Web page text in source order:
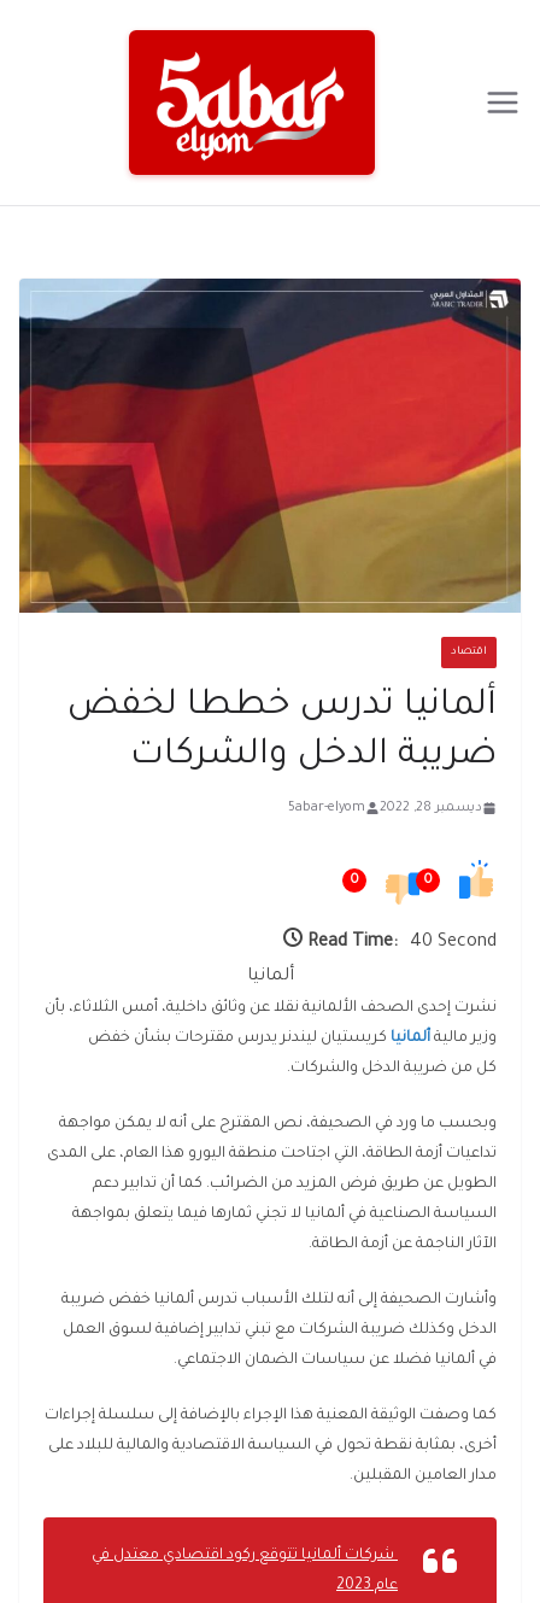
اقتصاد
ألمانيا تدرس خططا لخفض
ضريبة الدخل والشركات
ديسمبر 28, 2022 5abar-elyom
0
0
Read Time:
40 Second
ألمانيا
نشرت إحدى الصحف الألمانية نقلا عن وثائق داخلية، أمس الثلاثاء، بأن
وزير مالية ألمانيا كريستيان ليندنر يدرس مقترحات بشأن خفض
كل من ضريبة الدخل والشركات.
وبحسب ما ورد في الصحيفة، نص المقترح على أنه لا يمكن مواجهة
تداعيات أزمة الطاقة، التي اجتاحت منطقة اليورو هذا العام، على المدى
الطويل عن طريق فرض المزيد من الضرائب. كما أن تدابير دعم
السياسة الصناعية في ألمانيا لا تجني ثمارها فيما يتعلق بمواجهة
الآثار الناجمة عن أزمة الطاقة.
وأشارت الصحيفة إلى أنه لتلك الأسباب تدرس ألمانيا خفض ضريبة
الدخل وكذلك ضريبة الشركات مع تبني تدابير إضافية لسوق العمل
في ألمانيا فضلا عن سياسات الضمان الاجتماعي.
كما وصفت الوثيقة المعنية هذا الإجراء بالإضافة إلى سلسلة إجراءات
أخرى، بمثابة نقطة تحول في السياسة الاقتصادية والمالية للبلاد على
مدار العامين المقبلين.
شركات ألمانيا تتوقع ركود اقتصادي معتدل في
عام 2023